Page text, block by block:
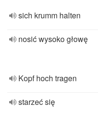
sich krumm halten
nosić wysoko głowę
Kopf hoch tragen
starzeć się